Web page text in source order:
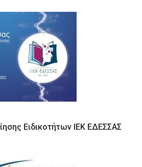
Ειδικοτήτων ΙΕΚ ΕΔΕΣΣΑΣ